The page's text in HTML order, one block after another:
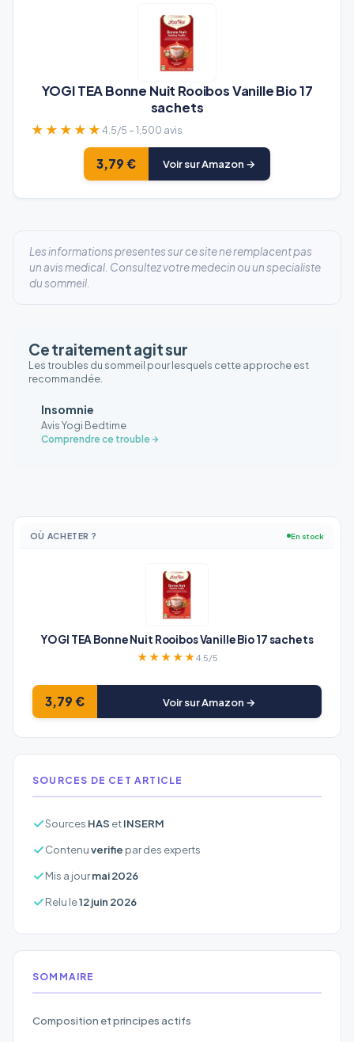
YOGI TEA Bonne Nuit Rooibos Vanille Bio 17
sachets
★★★★★4.5/5 – 1,500 avis
3,79 € Voir sur Amazon →
Les informations presentes sur ce site ne remplacent pas
un avis medical. Consultez votre medecin ou un specialiste
du sommeil.
Ce traitement agit sur
Les troubles du sommeil pour lesquels cette approche est
recommandée.
Insomnie
Avis Yogi Bedtime
Comprendre ce trouble
OÙ ACHETER ? En stock
YOGI TEA Bonne Nuit Rooibos Vanille Bio 17 sachets
★★★★★4.5/5
3,79 € Voir sur Amazon →
SOURCES DE CET ARTICLE
Sources HAS etINSERM
Contenuverifie par des experts
Mis a jourmai 2026
Relu le12 juin 2026
SOMMAIRE
Composition et principes actifs